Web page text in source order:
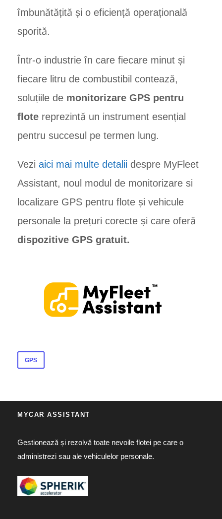
îmbunătățită și o eficiență operațională
sporită.
Într-o industrie în care fiecare minut și
fiecare litru de combustibil contează,
soluțiile de monitorizare GPS pentru
flote reprezintă un instrument esențial
pentru succesul pe termen lung.
Vezi aici mai multe detalii despre MyFleet
Assistant, noul modul de monitorizare si
localizare GPS pentru flote și vehicule
personale la prețuri corecte și care oferă
dispozitive GPS gratuit.
GPS
MYCAR ASSISTANT
Gestionează și rezolvă toate nevoile flotei pe care o
administrezi sau ale vehiculelor personale.